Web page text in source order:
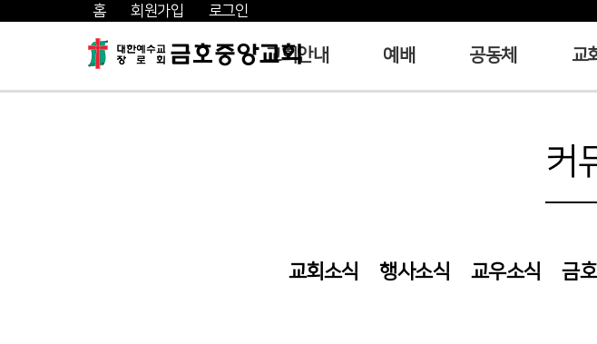
홈 회원가입 로그인
교회안내 예배 공동체 교
커
교회소식 행사소식 교우소식 금